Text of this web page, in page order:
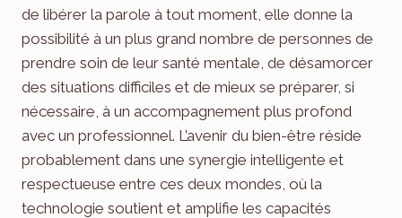
de libérer la parole à tout moment, elle donne la
possibilité à un plus grand nombre de personnes de
prendre soin de leur santé mentale, de désamorcer
des situations difficiles et de mieux se préparer, si
nécessaire, à un accompagnement plus profond
avec un professionnel. L’avenir du bien-être réside
probablement dans une synergie intelligente et
respectueuse entre ces deux mondes, où la
technologie soutient et amplifie les capacités